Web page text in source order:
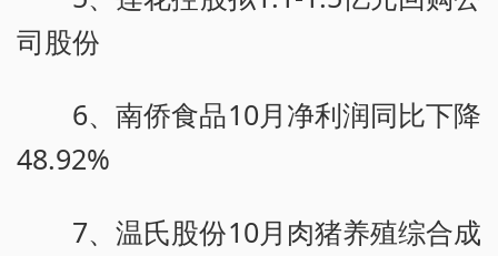
司股份
6、南侨食品10月净利润同比下降
48.92%
7、温氏股份10月肉猪养殖综合成